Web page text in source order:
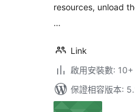
resources, unload
…
Link
啟用安裝數: 10+
保證相容版本: